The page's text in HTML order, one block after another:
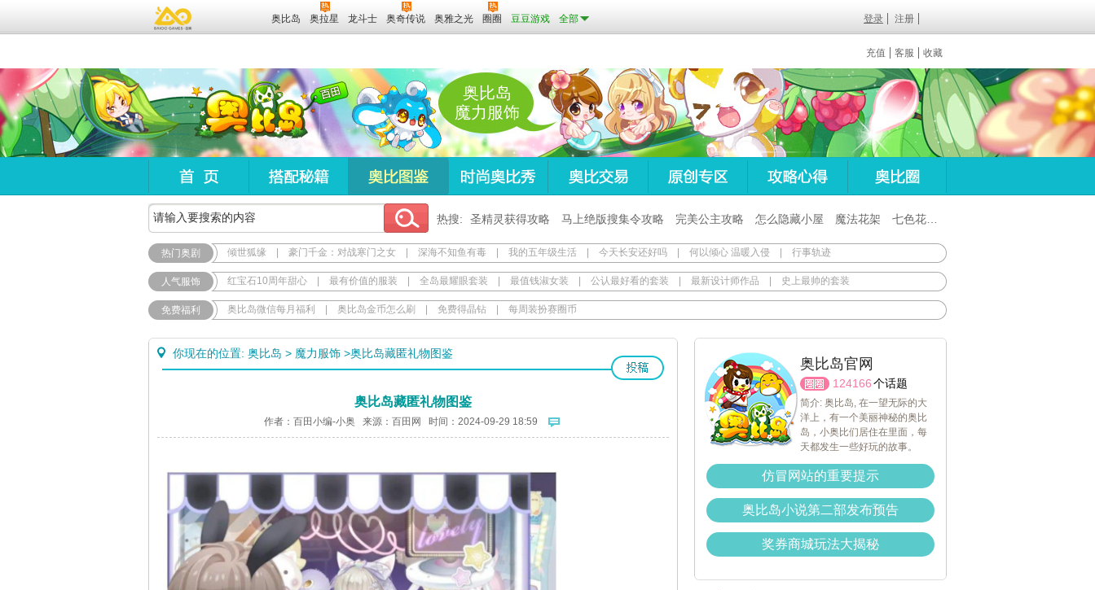
奥比岛 奥拉星 龙斗士 奥奇传说 奥雅之光 圈圈 豆豆游戏 全部 登录 注册
充值 客服 收藏
奥比岛
魔力服饰
热搜: 圣精灵获得攻略 马上绝版搜集令攻略 完美公主攻略 怎么隐藏小屋 魔法花架 七色花在哪
热门奥剧 倾世狐缘 豪门千金：对战寒门之女 深海不知鱼有毒 我的五年级生活 今天长安还好吗 何以倾心 温暖入侵 行事轨迹
人气服饰 红宝石10周年甜心 最有价值的服装 全岛最耀眼套装 最值钱淑女装 公认最好看的套装 最新设计师作品 史上最帅的套装
免费福利 奥比岛微信每月福利 奥比岛金币怎么刷 免费得晶钻 每周装扮赛圈币
你现在的位置: 奥比岛 > 魔力服饰 >奥比岛藏匿礼物图鉴
奥比岛藏匿礼物图鉴
作者：百田小编-小奥 来源： 百田网 时间：2024-09-29 18:59
奥比岛官网
124166个话题
简介: 奥比岛, 在一望无际的大
洋上，有一个美丽神秘的奥比
岛，小奥比们居住在里面，每
天都发生一些好玩的故事。
仿冒网站的重要提示
奥比岛小说第二部发布预告
奖券商城玩法大揭秘